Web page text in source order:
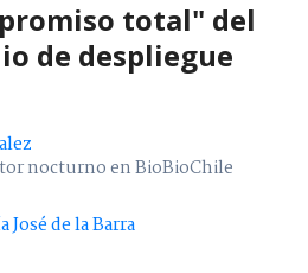
total" del
de despliegue
nocturno en BioBioChile
José de la Barra